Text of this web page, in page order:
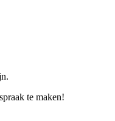
te maken!